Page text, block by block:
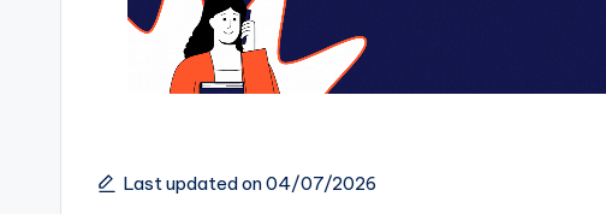
Last updated on 04/07/2026